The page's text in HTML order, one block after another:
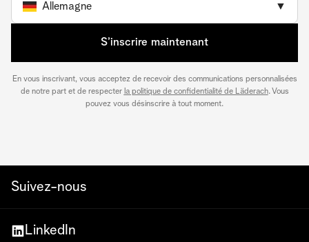
Allemagne ▼
S’inscrire maintenant
En vous inscrivant, vous acceptez de recevoir des communications personnalisées
de notre part et de respecter la politique de confidentialité de Läderach. Vous
pouvez vous désinscrire à tout moment.
Suivez-nous
LinkedIn